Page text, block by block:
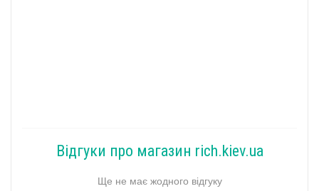
Відгуки про магазин rich.kiev.ua
Ще не має жодного відгуку